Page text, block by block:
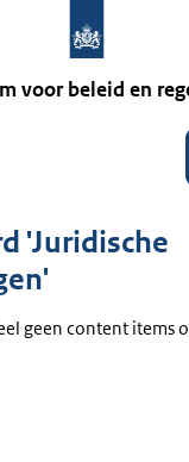
voor beleid en
'Juridische
geen content items